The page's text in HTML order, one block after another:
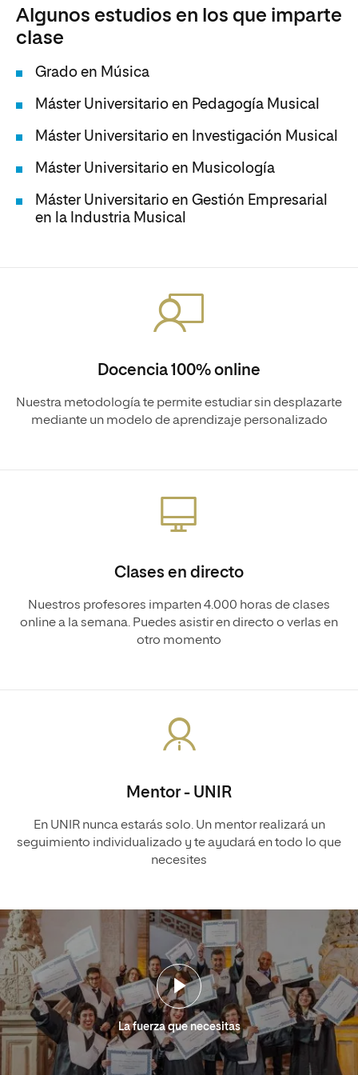
Algunos estudios en los que imparte
clase
Grado en Música
Máster Universitario en Pedagogía Musical
Máster Universitario en Investigación Musical
Máster Universitario en Musicología
Máster Universitario en Gestión Empresarial
en la Industria Musical
Docencia 100% online
Nuestra metodología te permite estudiar sin desplazarte
mediante un modelo de aprendizaje personalizado
Clases en directo
Nuestros profesores imparten 4.000 horas de clases
online a la semana. Puedes asistir en directo o verlas en
otro momento
Mentor - UNIR
En UNIR nunca estarás solo. Un mentor realizará un
seguimiento individualizado y te ayudará en todo lo que
necesites
La fuerza que necesitas